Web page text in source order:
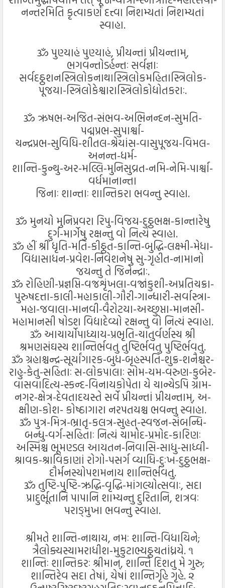
નન્તરમિતિ કૃત્વાકર્ણં દત્ત્વા નિશમ્યતાં નિશમ્યતાં
સ્વાહા.
ૐ પુણ્યાહં પુણ્યાહં, પ્રીયન્તાં પ્રીયન્તામ્,
ભગવન્તોડર્હન્તઃ સર્વજ્ઞાઃ
સર્વદઠ્ઠશનસ્ત્રિલોકનાથાસ્ત્રિલોકમહિતાસ્ત્રિલોક-
પૂજયા-સ્ત્રિલોકેશ્વારાસ્ત્રિલોકોદ્યોતકરાઃ.
ૐ ઋષભ-અજિત-સંભવ-અભિનન્દન-સુમતિ-
પદ્મપ્રભ-સુપાર્શ્વા-
ચન્દ્રપ્રભ-સુવિધિ-શીતલ-શ્રેયાંસ-વાસુપૂજય-વિમલ-
અનન્ત-ધર્મ-
શાન્તિ-કુન્થુ-અર-મલ્લિ-મુનિસુવ્રત-નમિ-નેમિ-પાર્શ્વા-
વર્ધમાનાન્તા
જિનાઃ શાન્તાઃ શાન્તિકરા ભવન્તુ સ્વાહા.
ૐ મુનયો મુનિપ્રવરા રિપુ-વિજય-દુઠ્ઠભક્ષ-કાન્તારેષુ
દુર્ગ-માર્ગેષુ રક્ષન્તુ વો નિત્યં સ્વાહા.
ૐ હ્રીં શ્રીં ધૃતિ-મતિ-કીઠ્ઠત-કાન્તિ-બુદ્ધિ-લક્ષ્મી-મેધા-
વિદ્યાસાધન-પ્રવેશ-નિવેશનેષુ સુ-ગૃહીત-નામાનો
જયન્તુ તે જિનેન્દ્રાઃ.
ૐ રોહિણી-પ્રજ્ઞપ્તિ-વજ્રશૃંખલા-વજ્રાંકુશી-અપ્રતિચક્રા-
પુરુષદત્તા-કાલી-મહાકાલી-ગૌરી-ગાન્ધારી-સર્વાસ્ત્રા-
મહા-જવાલા-માનવી-વૈરોટયા-અચ્છુપ્તા-માનસી-
મહામાનસી ષોડશ વિદ્યાદેવ્યો રક્ષન્તુ વો નિત્યં સ્વાહા.
ૐ આચાર્યોપાધ્યાય-પ્રભૃતિ-ચાતુર્વર્ણસ્ય શ્રી
શ્રમણસંઘસ્ય શાન્તિર્ભવતુ તુષ્ટિર્ભવતુ પુષ્ટિર્ભવતુ.
ૐ ગ્રહાશ્ચન્દ્ર-સૂર્યાંગારક-બુધ-બૃહસ્પતિ-શુક્ર-શનૈશ્ચર-
રાહુ-કેતુ-સહિતાઃ સ-લોકપાલાઃ સોમ-યમ-વરુણ-કુબેર-
વાસવાદિત્ય-સ્કન્દ-વિનાયકોપેતા યે ચાન્યેડપિ ગ્રામ-
નગર-ક્ષેત્ર-દેવતાદયસ્તે સર્વે પ્રીયન્તાં પ્રીયન્તામ્, અ-
ક્ષીણ-કોશ- કોષ્ઠાગારા નરપતયશ્ચ ભવન્તુ સ્વાહા.
ૐ પુત્ર-મિત્ર-ભ્રાતૃ-કલત્ર-સુહૃત્-સ્વજન-સંબન્ધિ-
બન્ધુ-વર્ગ-સહિતાઃ નિત્યં ચામોદ-પ્રમોદ-કારિણઃ
અસ્મિંશ્ચ ભૂમણ્ડલ આયતન-નિવાસિ-સાધુ-સાધ્વી-
શ્રાવક-શ્રાવિકાણાં રોગો-પસર્ગ વ્યાધિ-દુઃખ-દુઠ્ઠભક્ષ-
દૌર્મનસ્યોપશમનાય શાન્તિર્ભવતુ.
ૐ તુષ્ટિ-પુષ્ટિ-ઋદ્ધિ-વૃદ્ધિ-માંગલ્યોત્સવાઃ, સદા
પ્રાદુર્ભૂતાનિ પાપાનિ શામ્યન્તુ દુરિતાનિ, શત્રવઃ
પરાઙ્મુખા ભવન્તુ સ્વાહા.
શ્રીમતે શાન્તિ-નાથાય, નમઃ શાન્તિ-વિધાયિને;
ત્રૈલોક્યસ્યામરાધીશ-મુકુટાભ્યઠ્ઠચતાંધ્રયે. ૧
શાન્તિઃ શાન્તિકરઃ શ્રીમાન્, શાન્તિં દિશતુ મે ગુરુ;
શાન્તિરેવ સદા તેષાં, યેષાં શાન્તિર્ગૃહે ગૃહે. ૨